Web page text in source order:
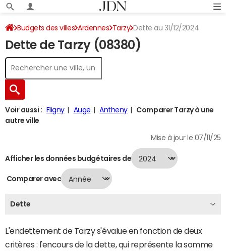
Budgets des villes Ardennes Tarzy Dette au 31/12/2024
Dette de Tarzy (08380)
Voir aussi : Fligny Auge Antheny
Comparer Tarzy à une
autre ville
Mise à jour le 07/11/25
Afficher les données budgétaires de
Comparer avec
Dette
L'endettement de Tarzy s'évalue en fonction de deux
critères : l'encours de la dette, qui représente la somme